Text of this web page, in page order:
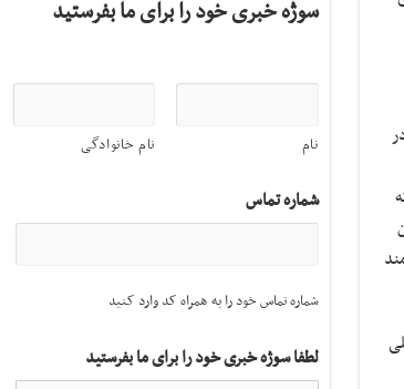
سوژه خبری خود را برای ما بفرستید
نام نام خانوادگی
شماره تماس
شماره تماس خود را به همراه کد وارد کنید
لطفا سوژه خبری خود را برای ما بفرستید